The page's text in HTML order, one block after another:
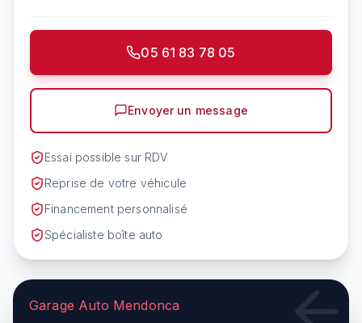
05 61 83 78 05
Envoyer un message
Essai possible sur RDV
Reprise de votre véhicule
Financement personnalisé
Spécialiste boîte auto
Garage Auto Mendonca